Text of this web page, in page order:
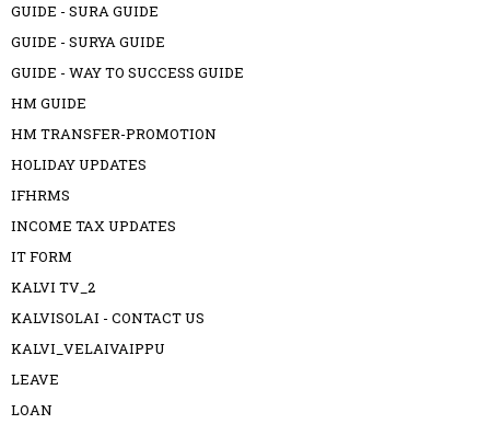
GUIDE - SURA GUIDE
GUIDE - SURYA GUIDE
GUIDE - WAY TO SUCCESS GUIDE
HM GUIDE
HM TRANSFER-PROMOTION
HOLIDAY UPDATES
IFHRMS
INCOME TAX UPDATES
IT FORM
KALVI TV_2
KALVISOLAI - CONTACT US
KALVI_VELAIVAIPPU
LEAVE
LOAN